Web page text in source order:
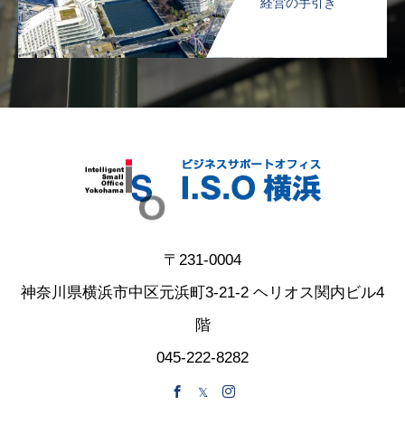
〒231-0004
神奈川県横浜市中区元浜町3-21-2 ヘリオス関内ビル4
階
045-222-8282